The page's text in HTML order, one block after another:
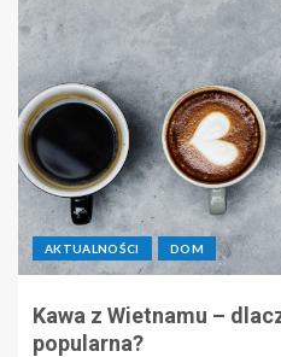
AKTUALNOŚCI DOM
Kawa z Wietnamu –
popularna?